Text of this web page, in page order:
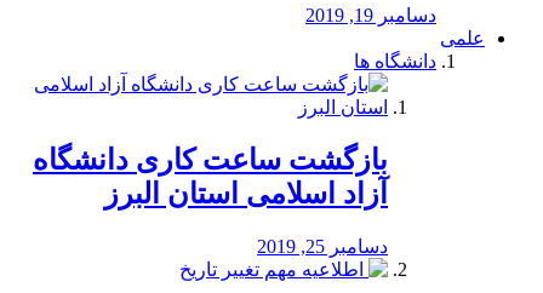
دسامبر 19, 2019
علمی
دانشگاه ها
بازگشت ساعت کاری دانشگاه
آزاد اسلامی استان البرز
دسامبر 25, 2019